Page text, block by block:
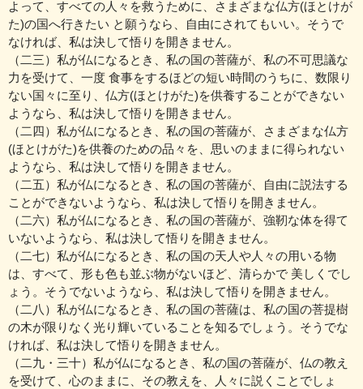
よって、すべての人々を救うために、さまざまな仏方(ほとけが
た)の国へ行きたい と願うなら、自由にされてもいい。そうで
なければ、私は決して悟りを開きません。
（二三）私が仏になるとき、私の国の菩薩が、私の不可思議な
力を受けて、一度 食事をするほどの短い時間のうちに、数限り
ない国々に至り、仏方(ほとけがた)を供養することができない
ようなら、私は決して悟りを開きません。
（二四）私が仏になるとき、私の国の菩薩が、さまざまな仏方
(ほとけがた)を供養のための品々を、思いのままに得られない
ようなら、私は決して悟りを開きません。
（二五）私が仏になるとき、私の国の菩薩が、自由に説法する
ことができないようなら、私は決して悟りを開きません。
（二六）私が仏になるとき、私の国の菩薩が、強靭な体を得て
いないようなら、私は決して悟りを開きません。
（二七）私が仏になるとき、私の国の天人や人々の用いる物
は、すべて、形も色も並ぶ物がないほど、清らかで 美しくでし
ょう。そうでないようなら、私は決して悟りを開きません。
（二八）私が仏になるとき、私の国の菩薩は、私の国の菩提樹
の木が限りなく光り輝いていることを知るでしょう。そうでな
ければ、私は決して悟りを開きません。
（二九・三十）私が仏になるとき、私の国の菩薩が、仏の教え
を受けて、心のままに、その教えを、人々に説くことでしょ